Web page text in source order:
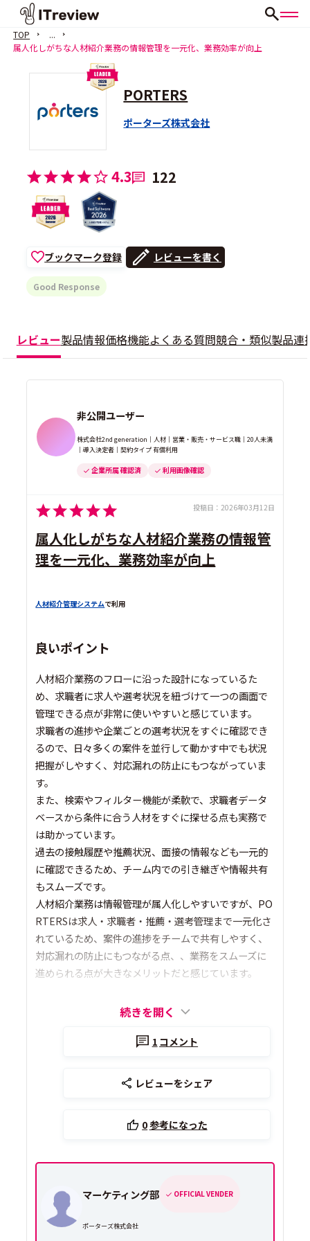
TOP
...
属人化しがちな人材紹介業務の情報管理を一元化、業務効率が向上
PORTERS
ポーターズ株式会社
4.3 122
ブックマーク登録 レビューを書く
Good Response
レビュー製品情報価格機能よくある質問競合・類似製品連
非公開ユーザー
株式会社2nd generation｜人材｜営業・販売・サービス職｜20人未満
｜導入決定者｜契約タイプ 有償利用
企業所属 確認済 利用画像確認
投稿日： 2026年03月12日
属人化しがちな人材紹介業務の情報管
理を一元化、業務効率が向上
人材紹介管理システムで利用
良いポイント
人材紹介業務のフローに沿った設計になっているた
め、求職者に求人や選考状況を紐づけて一つの画面で
管理できる点が非常に使いやすいと感じています。
求職者の進捗や企業ごとの選考状況をすぐに確認でき
るので、日々多くの案件を並行して動かす中でも状況
把握がしやすく、対応漏れの防止にもつながっていま
す。
また、検索やフィルター機能が柔軟で、求職者データ
ベースから条件に合う人材をすぐに探せる点も実務で
は助かっています。
過去の接触履歴や推薦状況、面接の情報なども一元的
に確認できるため、チーム内での引き継ぎや情報共有
もスムーズです。
人材紹介業務は情報管理が属人化しやすいですが、PO
RTERSは求人・求職者・推薦・選考管理まで一元化さ
れているため、案件の進捗をチームで共有しやすく、
対応漏れの防止にもつながる点、、業務をスムーズに
進められる点が大きなメリットだと感じています。
続きを開く
1 コメント
レビューをシェア
0参考になった
マーケティング部 OFFICIAL VENDER
ポーターズ株式会社